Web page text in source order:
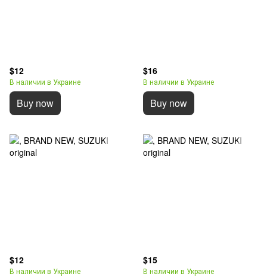
$12
В наличии в Украине
Buy now
$16
В наличии в Украине
Buy now
$12
В наличии в Украине
$15
В наличии в Украине